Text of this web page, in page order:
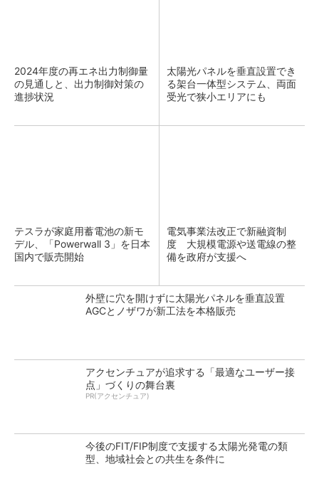
2024年度の再エネ出力制御量
の見通しと、出力制御対策の
進捗状況
太陽光パネルを垂直設置でき
る架台一体型システム、両面
受光で狭小エリアにも
テスラが家庭用蓄電池の新モ
デル、「Powerwall 3」を日本
国内で販売開始
電気事業法改正で新融資制
度 大規模電源や送電線の整
備を政府が支援へ
外壁に穴を開けずに太陽光パネルを垂直設置
AGCとノザワが新工法を本格販売
アクセンチュアが追求する「最適なユーザー接
点」づくりの舞台裏
PR(アクセンチュア)
今後のFIT/FIP制度で支援する太陽光発電の類
型、地域社会との共生を条件に